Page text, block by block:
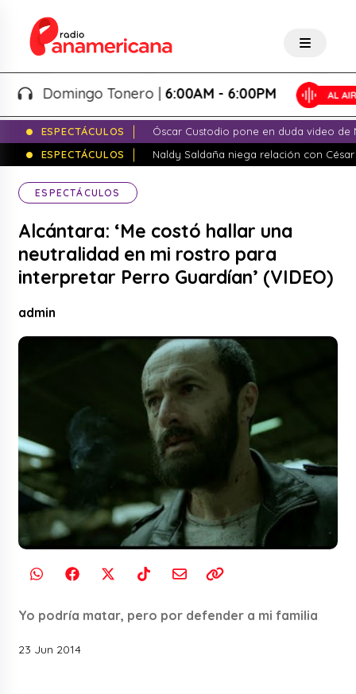
Domingo Tonero |6:00AM - 6:00PM
ESPECTÁCULOS
Óscar Custodio pone en duda video de
ESPECTÁCULOS
Naldy Saldaña niega relación con
ESPECTÁCULOS
Alcántara: ‘Me costó hallar una
neutralidad en mi rostro para
interpretar Perro Guardían’ (VIDEO)
admin
Yo podría matar, pero por defender a mi familia
23 Jun 2014